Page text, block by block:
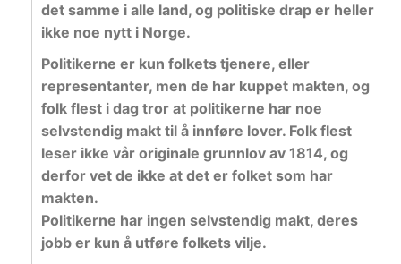
det samme i alle land, og politiske drap er heller
ikke noe nytt i Norge.
Politikerne er kun folkets tjenere, eller
representanter, men de har kuppet makten, og
folk flest i dag tror at politikerne har noe
selvstendig makt til å innføre lover. Folk flest
leser ikke vår originale grunnlov av 1814, og
derfor vet de ikke at det er folket som har
makten.
Politikerne har ingen selvstendig makt, deres
jobb er kun å utføre folkets vilje.